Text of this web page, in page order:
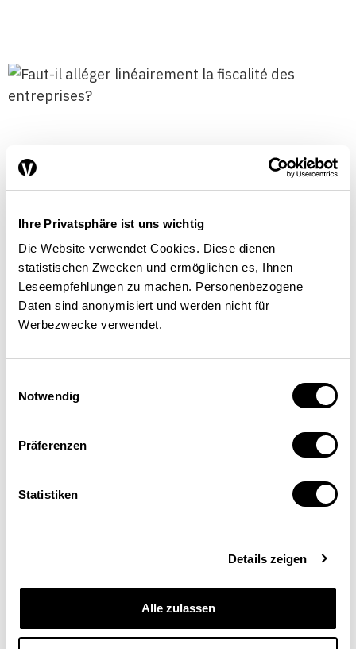
Ihre Privatsphäre ist uns wichtig
Die Website verwendet Cookies. Diese dienen
statistischen Zwecken und ermöglichen es, Ihnen
Leseempfehlungen zu machen. Personenbezogene
Daten sind anonymisiert und werden nicht für
Werbezwecke verwendet.
Notwendig
Präferenzen
Statistiken
Details zeigen
Alle zulassen
Faut-il alléger linéairement la
fiscalité des entreprises?
POLITIQUE ÉCONOMIQUE